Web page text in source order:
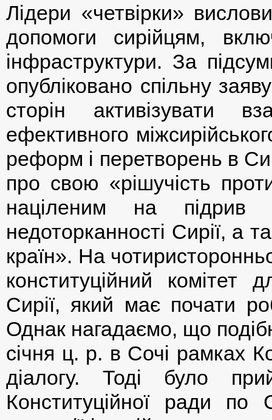
Лідери «четвірки»
допомоги сирійцям,
інфраструктури. За
опубліковано спільну
сторін активізувати
ефективного
реформ і перетворень в
про свою «рішучість
націленим на підрив
недоторканності Сирії, а
країн». На
конституційний комітет
Сирії, який має почати
Однак нагадаємо, що
січня ц. р. в Сочі рамках
діалогу. Тоді було
Конституційної ради по